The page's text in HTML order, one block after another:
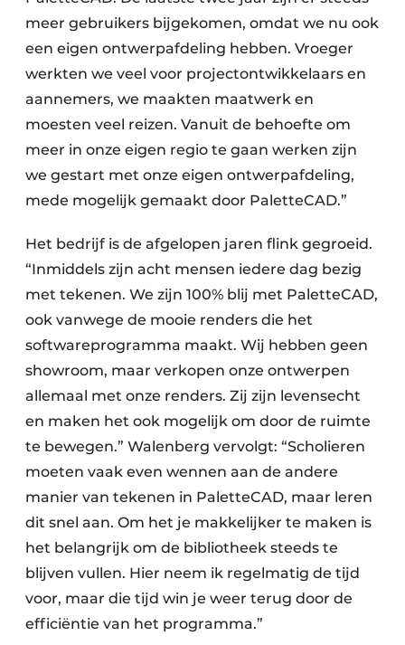
meer gebruikers bijgekomen, omdat we nu ook
een eigen ontwerpafdeling hebben. Vroeger
werkten we veel voor projectontwikkelaars en
aannemers, we maakten maatwerk en
moesten veel reizen. Vanuit de behoefte om
meer in onze eigen regio te gaan werken zijn
we gestart met onze eigen ontwerpafdeling,
mede mogelijk gemaakt door PaletteCAD.”
Het bedrijf is de afgelopen jaren flink gegroeid.
“Inmiddels zijn acht mensen iedere dag bezig
met tekenen. We zijn 100% blij met PaletteCAD,
ook vanwege de mooie renders die het
softwareprogramma maakt. Wij hebben geen
showroom, maar verkopen onze ontwerpen
allemaal met onze renders. Zij zijn levensecht
en maken het ook mogelijk om door de ruimte
te bewegen.” Walenberg vervolgt: “Scholieren
moeten vaak even wennen aan de andere
manier van tekenen in PaletteCAD, maar leren
dit snel aan. Om het je makkelijker te maken is
het belangrijk om de bibliotheek steeds te
blijven vullen. Hier neem ik regelmatig de tijd
voor, maar die tijd win je weer terug door de
efficiëntie van het programma.”